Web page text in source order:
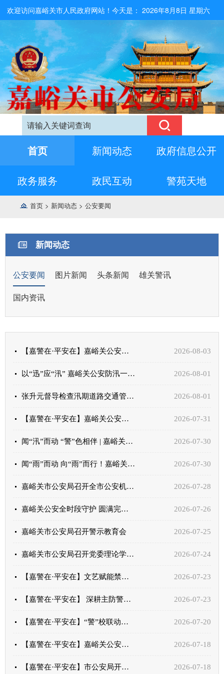
欢迎访问嘉峪关市人民政府网站！今天是：2026年8月8日 星期六
首页 新闻动态 政府信息公开
政务服务 政民互动 警苑天地
首页 > 新闻动态 > 公安要闻
新闻动态
公安要闻 图片新闻 头条新闻 雄关警讯
国内资讯
【嘉警在·平安在】嘉峪关公安：擦亮城市文明窗口 深耕区域综合治理 2026-08-03
以“迅”应“汛” 嘉峪关公安防汛一线纪实 2026-08-01
张升元督导检查汛期道路交通管理工作 2026-08-01
【嘉警在·平安在】嘉峪关公安：点亮夏夜“平安灯” 护航雄关“夜经济” 2026-07-31
闻“汛”而动 “警”色相伴 | 嘉峪关公安全力以赴保平安 2026-07-30
闻“雨”而动 向“雨”而行！嘉峪关公安交管全力做好雨天防汛保通工作 2026-07-30
嘉峪关市公安局召开全市公安机关安全生产工作专题部署会 2026-07-28
嘉峪关公安全时段守护 圆满完成中国·嘉峪关第十七届国际铁人三项赛安保任务 2026-07-26
嘉峪关市公安局召开警示教育会 2026-07-25
嘉峪关市公安局召开党委理论学习中心组（扩大）学习会 2026-07-24
【嘉警在·平安在】文艺赋能禁毒宣传 守护青春无毒未来——嘉峪关市公安局开展禁毒宣传活动 2026-07-23
【嘉警在·平安在】 深耕主防警务 创新基层治理新模式 嘉峪关市公安局首家“社区警校” 正式揭牌... 2026-07-23
【嘉警在·平安在】“警”校联动筑防线 同心守护过暑假 2026-07-20
【嘉警在·平安在】嘉峪关公安：打造全闭环防溺水安全工作新模式 2026-07-18
【嘉警在·平安在】市公安局开展基层警务技能送教活动 2026-07-18